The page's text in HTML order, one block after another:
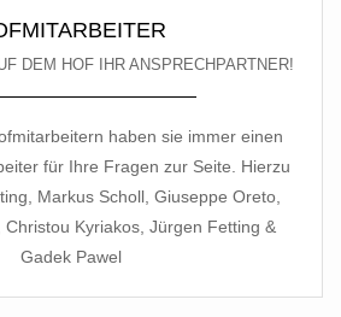
DEM HOF IHR ANSPRECHPARTNER!
haben sie immer einen
für Ihre Fragen zur Seite. Hierzu
Markus Scholl, Giuseppe Oreto,
Christou Kyriakos, Jürgen Fetting &
Gadek Pawel